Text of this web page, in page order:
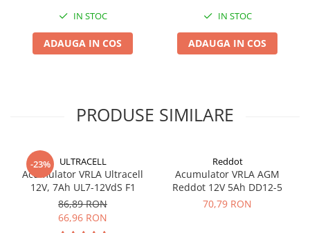
Redresoare, incarcatoare si testere
Redresoare auto, moto, barci si
stationare
UPS Calculatoare si Servere
Stabilizatoare Tensiune
PDUs unitati de distributie a
energiei electrice
Cabinete baterii
IN STOC
ADAUGA IN COS
IN STOC
ADAUGA IN COS
PRODUSE SIMILARE
-23% ULTRACELL
Acumulator VRLA Ultracell
12V, 7Ah UL7-12VdS F1
86,89 RON
66,96 RON
Reddot
Acumulator VRLA AGM
Reddot 12V 5Ah DD12-5
70,79 RON